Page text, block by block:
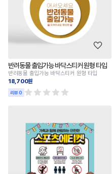
반려동물 출입가능 바닥스티커 원형 타입
반려동물 출입가능 바닥스티커 원형 타입
18,700원
리뷰 0